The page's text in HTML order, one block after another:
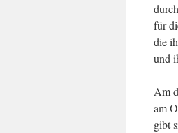
für
die
und
Am
am
gibt